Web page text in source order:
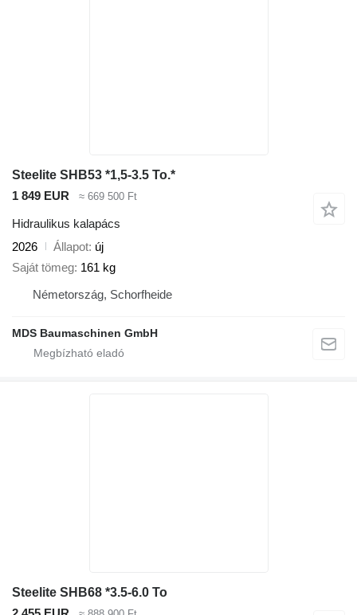
Steelite SHB53 *1,5-3.5 To.*
1 849 EUR
≈ 669 500 Ft
Hidraulikus kalapács
2026
Állapot új
Saját tömeg 161 kg
Németország, Schorfheide
MDS Baumaschinen GmbH
Steelite SHB68 *3.5-6.0 To